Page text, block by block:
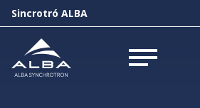
Sincrotró ALBA
Obrir menú